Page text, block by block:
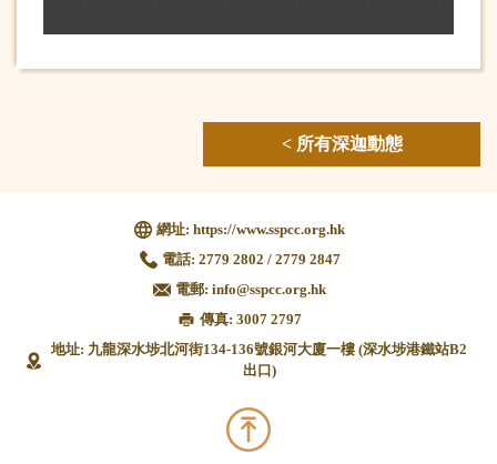
< 所有深迦動態
網址: https://www.sspcc.org.hk
電話: 2779 2802 / 2779 2847
電郵: info@sspcc.org.hk
傳真: 3007 2797
地址: 九龍深水埗北河街134-136號銀河大廈一樓 (深水埗港鐵站B2
出口)